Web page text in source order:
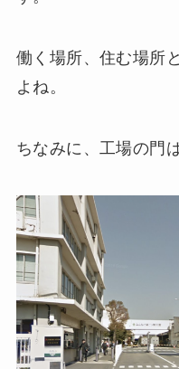
働く場所、住む場所
よね。
ちなみに、工場の門